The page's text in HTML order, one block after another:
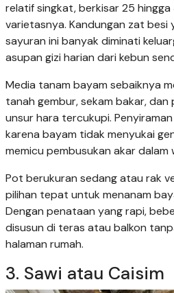
relatif singkat, berkisar 25
varietasnya. Kandungan zat besi
sayuran ini banyak diminati
asupan gizi harian dari kebun
Media tanam bayam sebaiknya
tanah gembur, sekam bakar,
unsur hara tercukupi.
karena bayam tidak menyukai
memicu pembusukan akar dalam
Pot berukuran sedang atau rak
pilihan tepat untuk menanam
Dengan penataan yang rapi,
disusun di teras atau balkon
halaman rumah.
3. Sawi atau Caisim